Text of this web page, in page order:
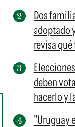
Dos
adoptado
revisa
deben
hacerlo y
"Uruguay